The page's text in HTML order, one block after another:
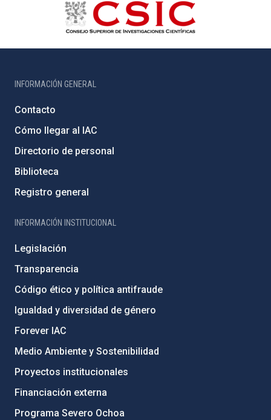
INFORMACIÓN GENERAL
Contacto
Cómo llegar al IAC
Directorio de personal
Biblioteca
Registro general
INFORMACIÓN INSTITUCIONAL
Legislación
Transparencia
Código ético y política antifraude
Igualdad y diversidad de género
Forever IAC
Medio Ambiente y Sostenibilidad
Proyectos institucionales
Financiación externa
Programa Severo Ochoa